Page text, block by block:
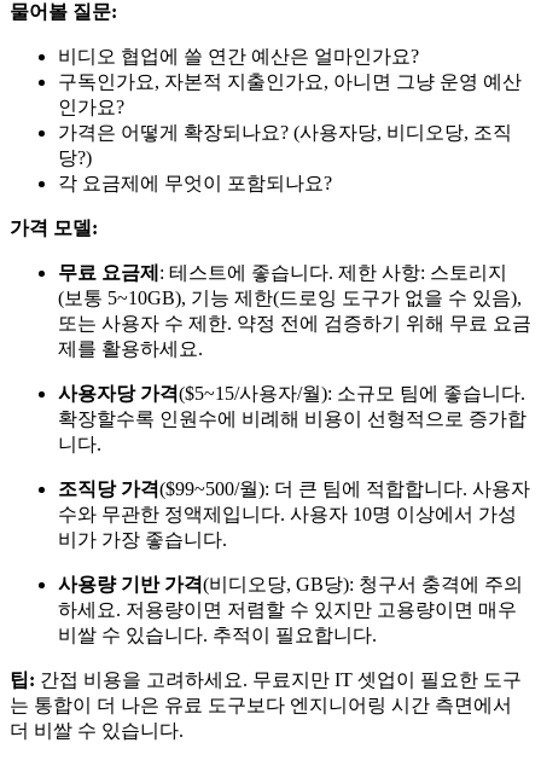
물어볼 질문:
비디오 협업에 쓸 연간 예산은 얼마인가요?
구독인가요, 자본적 지출인가요, 아니면 그냥 운영 예산
인가요?
가격은 어떻게 확장되나요? (사용자당, 비디오당, 조직
당?)
각 요금제에 무엇이 포함되나요?
가격 모델:
무료 요금제 : 테스트에 좋습니다. 제한 사항: 스토리지
(보통 5~10GB), 기능 제한(드로잉 도구가 없을 수 있음),
또는 사용자 수 제한. 약정 전에 검증하기 위해 무료 요금
제를 활용하세요.
사용자당 가격($5~15/사용자/월): 소규모 팀에 좋습니다.
확장할수록 인원수에 비례해 비용이 선형적으로 증가합
니다.
조직당 가격($99~500/월): 더 큰 팀에 적합합니다. 사용자
수와 무관한 정액제입니다. 사용자 10명 이상에서 가성
비가 가장 좋습니다.
사용량 기반 가격(비디오당, GB당): 청구서 충격에 주의
하세요. 저용량이면 저렴할 수 있지만 고용량이면 매우
비쌀 수 있습니다. 추적이 필요합니다.
팁: 간접 비용을 고려하세요. 무료지만 IT 셋업이 필요한 도구
는 통합이 더 나은 유료 도구보다 엔지니어링 시간 측면에서
더 비쌀 수 있습니다.